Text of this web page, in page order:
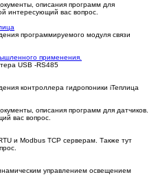
описания программ для
интересующий вас вопрос.
программируемого модуля связи
применения.
USB -RS485
контроллера гидропоники iТеплица
описания программ для датчиков.
вас вопрос.
и Modbus TCP серверам. Также тут
управлением освещением